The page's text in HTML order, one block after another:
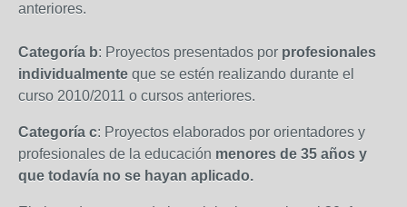
anteriores.
Categoría b: Proyectos presentados por profesionales
individualmente que se estén realizando durante el
curso 2010/2011 o cursos anteriores.
Categoría c: Proyectos elaborados por orientadores y
profesionales de la educación menores de 35 años y
que todavía no se hayan aplicado.